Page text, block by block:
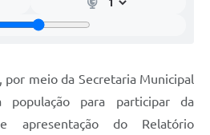
meio da Secretaria Municipal
população para participar da
apresentação do Relatório